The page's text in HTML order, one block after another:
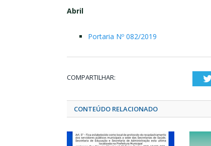
Abril
Portaria Nº 082/2019
COMPARTILHAR:
CONTEÚDO RELACIONADO